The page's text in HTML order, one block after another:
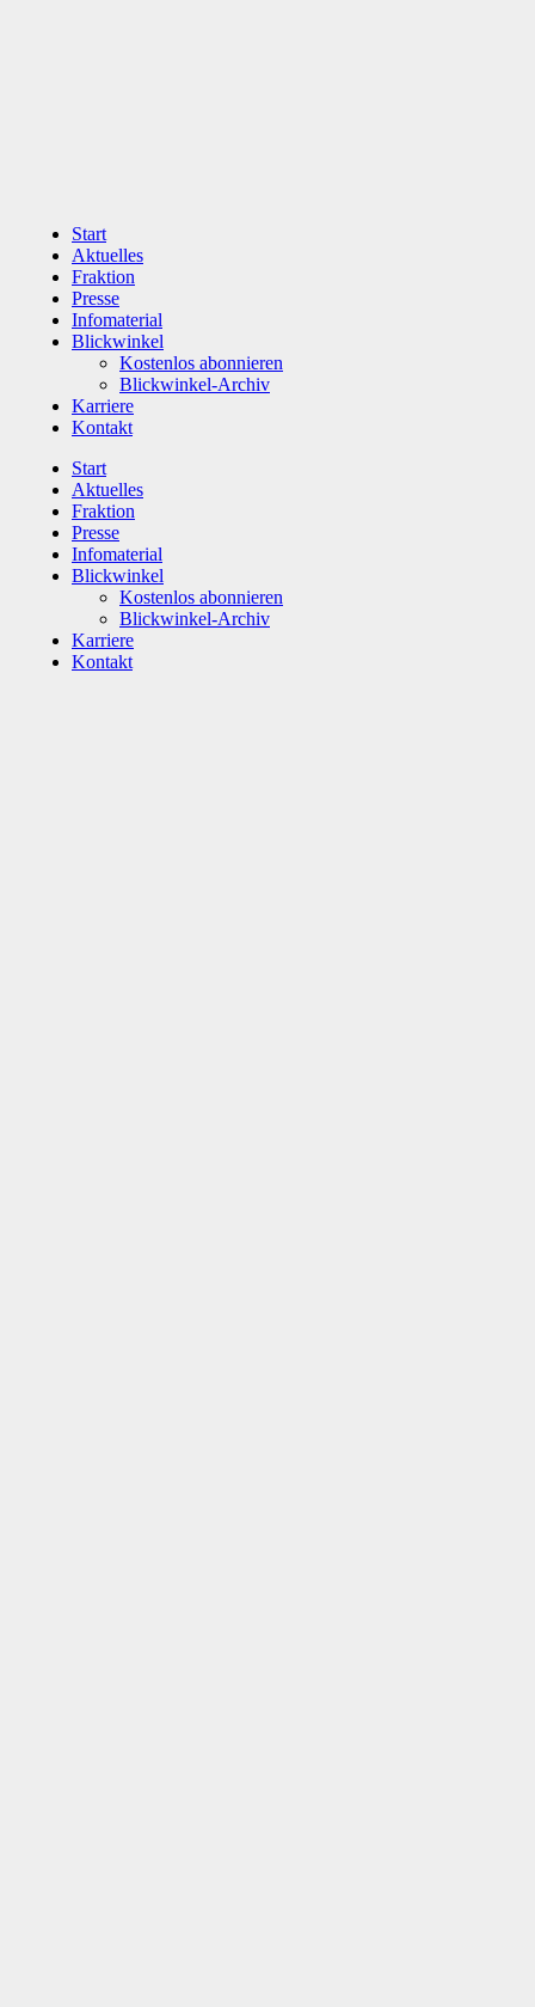
Start
Aktuelles
Fraktion
Presse
Infomaterial
Blickwinkel
Kostenlos abonnieren
Blickwinkel-Archiv
Karriere
Kontakt
Start
Aktuelles
Fraktion
Presse
Infomaterial
Blickwinkel
Kostenlos abonnieren
Blickwinkel-Archiv
Karriere
Kontakt